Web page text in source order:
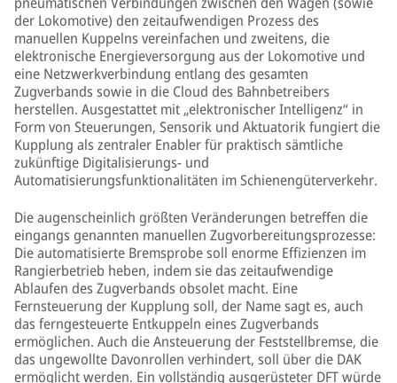
der Lokomotive) den zeitaufwendigen Prozess des
manuellen Kuppelns vereinfachen und zweitens, die
elektronische Energieversorgung aus der Lokomotive und
eine Netzwerkverbindung entlang des gesamten
Zugverbands sowie in die Cloud des Bahnbetreibers
herstellen. Ausgestattet mit „elektronischer Intelligenz“ in
Form von Steuerungen, Sensorik und Aktuatorik fungiert die
Kupplung als zentraler Enabler für praktisch sämtliche
zukünftige Digitalisierungs- und
Automatisierungsfunktionalitäten im Schienengüterverkehr.
Die augenscheinlich größten Veränderungen betreffen die
eingangs genannten manuellen Zugvorbereitungsprozesse:
Die automatisierte Bremsprobe soll enorme Effizienzen im
Rangierbetrieb heben, indem sie das zeitaufwendige
Ablaufen des Zugverbands obsolet macht. Eine
Fernsteuerung der Kupplung soll, der Name sagt es, auch
das ferngesteuerte Entkuppeln eines Zugverbands
ermöglichen. Auch die Ansteuerung der Feststellbremse, die
das ungewollte Davonrollen verhindert, soll über die DAK
ermöglicht werden. Ein vollständig ausgerüsteter DFT würde